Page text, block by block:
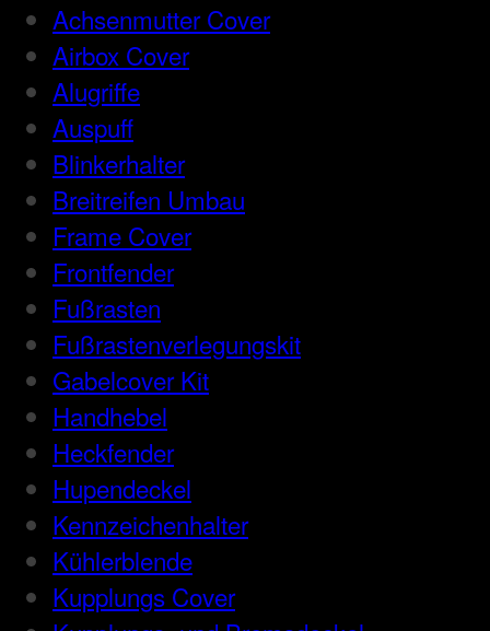
Achsenmutter Cover
Airbox Cover
Alugriffe
Auspuff
Blinkerhalter
Breitreifen Umbau
Frame Cover
Frontfender
Fußrasten
Fußrastenverlegungskit
Gabelcover Kit
Handhebel
Heckfender
Hupendeckel
Kennzeichenhalter
Kühlerblende
Kupplungs Cover